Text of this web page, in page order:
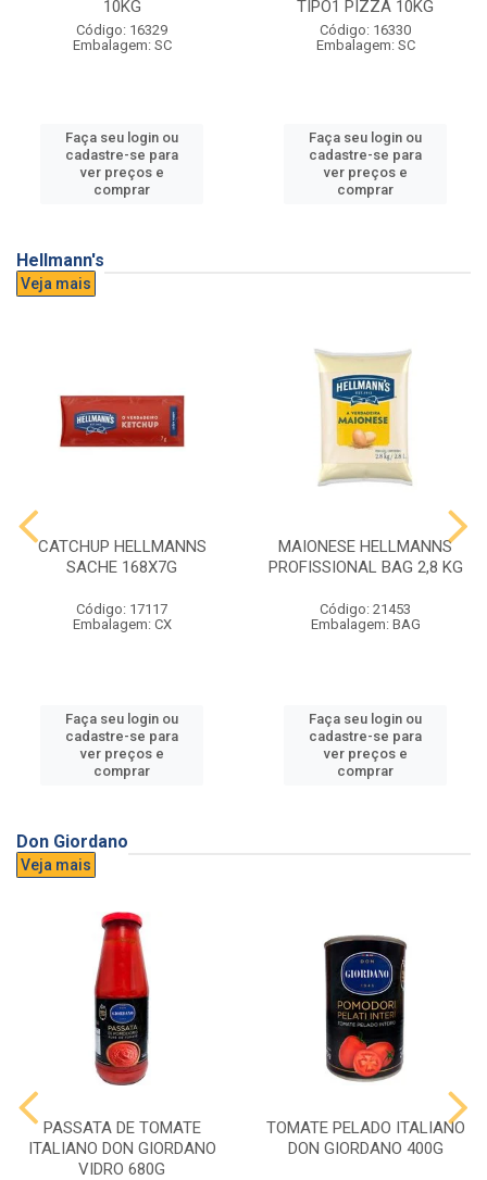
10KG
Código: 16329
Embalagem: SC
Faça seu login ou
cadastre-se para
ver preços e
comprar
TIPO1 PIZZA 10KG
Código: 16330
Embalagem: SC
Faça seu login ou
cadastre-se para
ver preços e
comprar
Hellmann's
Veja mais
CATCHUP HELLMANNS
SACHE 168X7G
Código: 17117
Embalagem: CX
Faça seu login ou
cadastre-se para
ver preços e
comprar
MAIONESE HELLMANNS
PROFISSIONAL BAG 2,8 KG
Código: 21453
Embalagem: BAG
Faça seu login ou
cadastre-se para
ver preços e
comprar
Don Giordano
Veja mais
PASSATA DE TOMATE
ITALIANO DON GIORDANO
VIDRO 680G
TOMATE PELADO ITALIANO
DON GIORDANO 400G